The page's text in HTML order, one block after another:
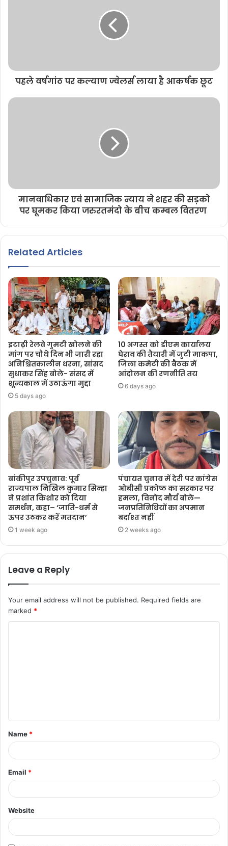
पहले वर्षगांठ पर कल्याण ज्वेलर्स लाया है आकर्षक छूट
मानवाधिकार एवं सामाजिक न्याय ने शहर की सड़को
पर घूमकर किया जरुरतमंदो के बीच कम्बल वितरण
Related Articles
इटाढ़ी रेलवे गुमटी खोलने की
मांग पर चौथे दिन भी जारी रहा
अनिश्चितकालीन धरना, सांसद
सुधाकर सिंह बोले- संसद में
शून्यकाल में उठाऊंगा मुद्दा
5 days ago
10 अगस्त को डीएम कार्यालय
घेराव की तैयारी में जुटी माकपा,
जिला कमेटी की बैठक में
आंदोलन की रणनीति तय
6 days ago
बांकीपुर उपचुनाव: पूर्व
राज्यपाल निखिल कुमार सिन्हा
ने प्रशांत किशोर को दिया
समर्थन, कहा– ‘जाति-धर्म से
ऊपर उठकर करें मतदान’
1 week ago
पंचायत चुनाव में देरी पर कांग्रेस
ओबीसी प्रकोष्ठ का सरकार पर
हमला, विनोद मौर्य बोले—
जनप्रतिनिधियों का अपमान
बर्दाश्त नहीं
2 weeks ago
Leave a Reply
Your email address will not be published. Required fields are
marked *
Name *
Email *
Website